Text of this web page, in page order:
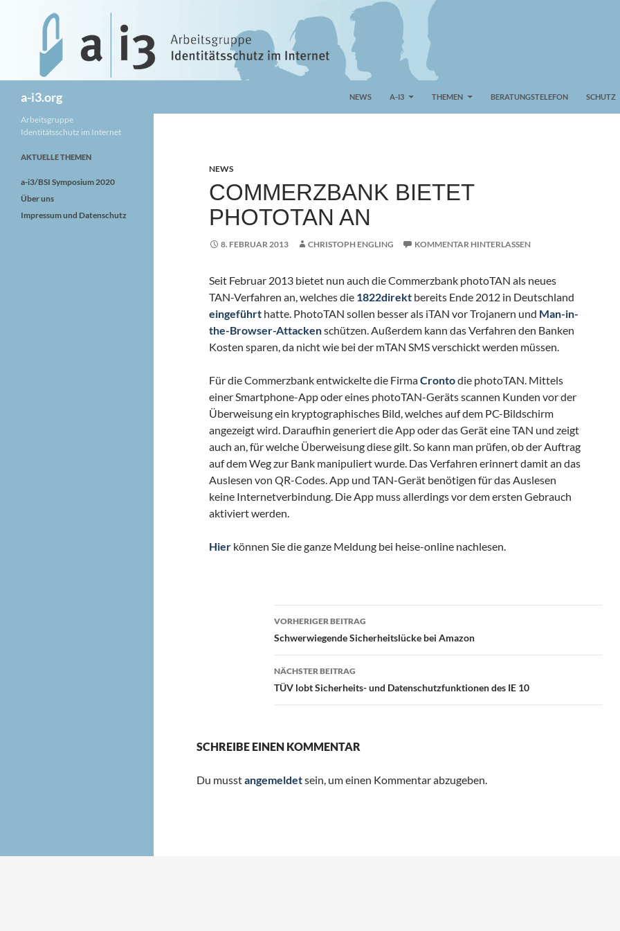
a-i3.org NEWS A-I3 THEMEN BERATUNGSTELEFON SCHUTZ
NEWS
COMMERZBANK BIETET
PHOTOTAN AN
8. FEBRUAR 2013 CHRISTOPH ENGLING KOMMENTAR HINTERLASSEN
Seit Februar 2013 bietet nun auch die Commerzbank photoTAN als neues
TAN-Verfahren an, welches die 1822direkt bereits Ende 2012 in Deutschland
eingeführt hatte. PhotoTAN sollen besser als iTAN vor Trojanern und Man-in-
the-Browser-Attackenschützen. Außerdem kann das Verfahren den Banken
Kosten sparen, da nicht wie bei der mTAN SMS verschickt werden müssen.
Für die Commerzbank entwickelte die FirmaCrontodie photoTAN. Mittels
einer Smartphone-App oder eines photoTAN-Geräts scannen Kunden vor der
Überweisung ein kryptographisches Bild, welches auf dem PC-Bildschirm
angezeigt wird. Daraufhin generiert die App oder das Gerät eine TAN und zeigt
auch an, für welche Überweisung diese gilt. So kann man prüfen, ob der Auftrag
auf dem Weg zur Bank manipuliert wurde. Das Verfahren erinnert damit an das
Auslesen von QR-Codes. App und TAN-Gerät benötigen für das Auslesen
keine Internetverbindung. Die App muss allerdings vor dem ersten Gebrauch
aktiviert werden.
Hier können Sie die ganze Meldung bei heise-online nachlesen.
Beitragsnavigation
VORHERIGER BEITRAG
Schwerwiegende Sicherheitslücke bei Amazon
NÄCHSTER BEITRAG
TÜV lobt Sicherheits- und Datenschutzfunktionen des IE 10
SCHREIBE EINEN KOMMENTAR
Du musstangemeldetsein, um einen Kommentar abzugeben.
Arbeitsgruppe
Identitätsschutz im Internet
AKTUELLE THEMEN
a-i3/BSI Symposium 2020
Über uns
Impressum und Datenschutz